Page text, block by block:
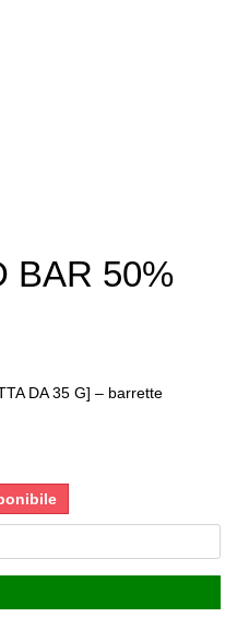
BAR 50%
DA 35 G] – barrette